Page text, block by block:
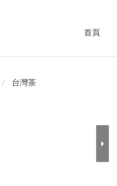
首頁
台灣茶